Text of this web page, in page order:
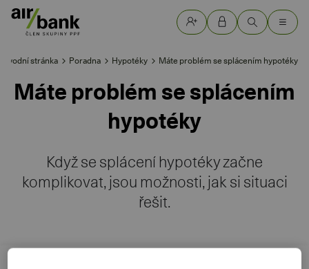
Máte problém se splácením
hypotéky
Když se splácení hypotéky začne
komplikovat, jsou možnosti, jak si situaci
řešit.
Máte problém se splácením hypotéky
Hypotéky
Poradna
Úvodní stránka